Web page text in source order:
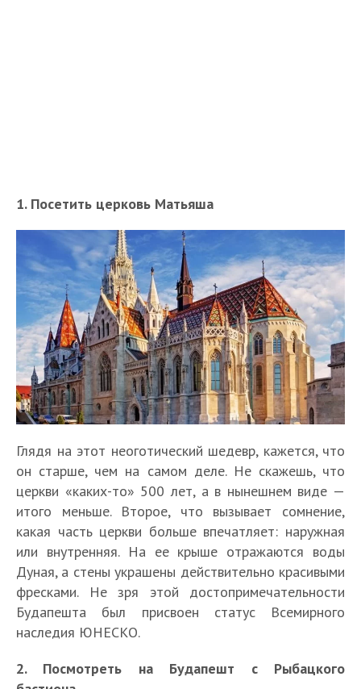
1. Посетить церковь Матьяша
Глядя на этот неоготический шедевр, кажется, что
он старше, чем на самом деле. Не скажешь, что
церкви «каких-то» 500 лет, а в нынешнем виде —
итого меньше. Второе, что вызывает сомнение,
какая часть церкви больше впечатляет: наружная
или внутренняя. На ее крыше отражаются воды
Дуная, а стены украшены действительно красивыми
фресками. Не зря этой достопримечательности
Будапешта был присвоен статус Всемирного
наследия ЮНЕСКО.
2. Посмотреть на Будапешт с Рыбацкого